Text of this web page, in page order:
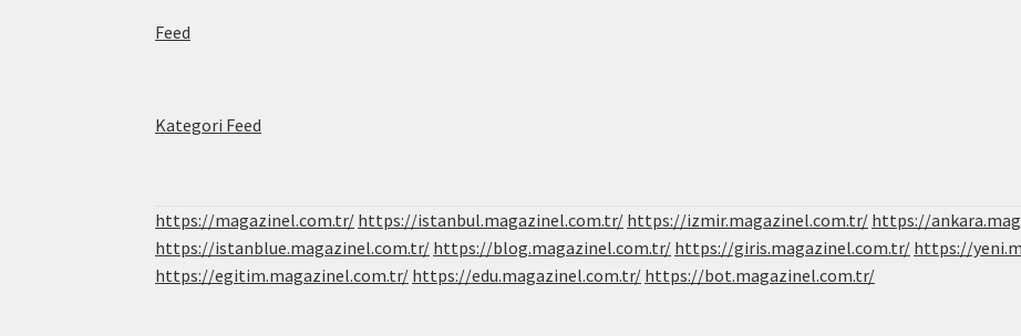
Feed
Kategori Feed
https://magazinel.com.tr/ https://istanbul.magazinel.com.tr/ https://izmir.magazinel.com.tr/ https://
https://istanblue.magazinel.com.tr/ https://blog.magazinel.com.tr/ https://giris.magazinel.com.tr/ https://
https://egitim.magazinel.com.tr/ https://edu.magazinel.com.tr/ https://bot.magazinel.com.tr/